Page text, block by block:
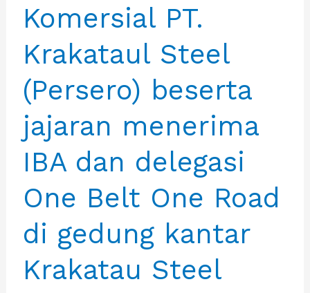
Komersial PT.
Krakataul Steel
(Persero) beserta
jajaran menerima
IBA dan delegasi
One Belt One Road
di gedung kantar
Krakatau Steel